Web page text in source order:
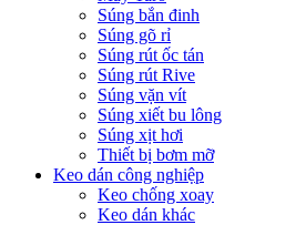
Súng bắn đinh
Súng gõ rỉ
Súng rút ốc tán
Súng rút Rive
Súng vặn vít
Súng xiết bu lông
Súng xịt hơi
Thiết bị bơm mỡ
Keo dán công nghiệp
Keo chống xoay
Keo dán khác